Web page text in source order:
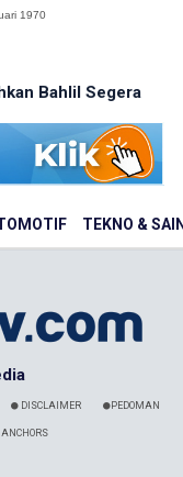
TEKNO &
1970
Bahlil Segera
1970
DISCLAIMER PEDOMAN